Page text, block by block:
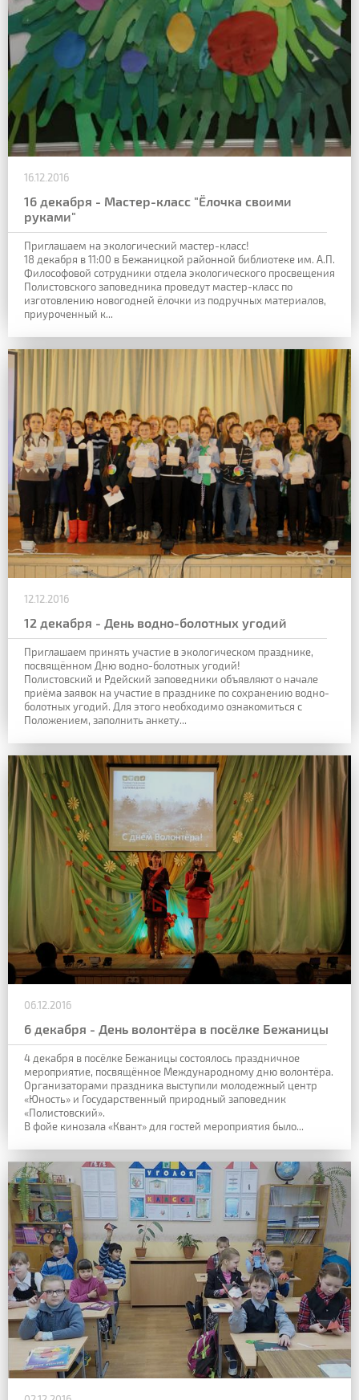
16.12.2016
16 декабря - Мастер-класс "Ёлочка своими
руками"
Приглашаем на экологический мастер-класс!
18 декабря в 11:00 в Бежаницкой районной библиотеке им. А.П.
Философовой сотрудники отдела экологического просвещения
Полистовского заповедника проведут мастер-класс по
изготовлению новогодней ёлочки из подручных материалов,
приуроченный к...
12.12.2016
12 декабря - День водно-болотных угодий
Приглашаем принять участие в экологическом празднике,
посвящённом Дню водно-болотных угодий!
Полистовский и Рдейский заповедники объявляют о начале
приёма заявок на участие в празднике по сохранению водно-
болотных угодий. Для этого необходимо ознакомиться с
Положением, заполнить анкету...
06.12.2016
6 декабря - День волонтёра в посёлке Бежаницы
4 декабря в посёлке Бежаницы состоялось праздничное
мероприятие, посвящённое Международному дню волонтёра.
Организаторами праздника выступили молодежный центр
«Юность» и Государственный природный заповедник
«Полистовский».
В фойе кинозала «Квант» для гостей мероприятия было...